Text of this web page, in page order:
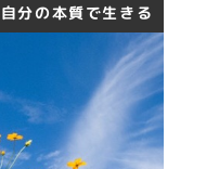
自分の本質で生きる